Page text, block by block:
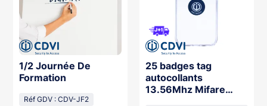
1/2 Journée De
Formation
Réf GDV : CDV-JF2
25 badges tag
autocollants
13.56Mhz Mifare